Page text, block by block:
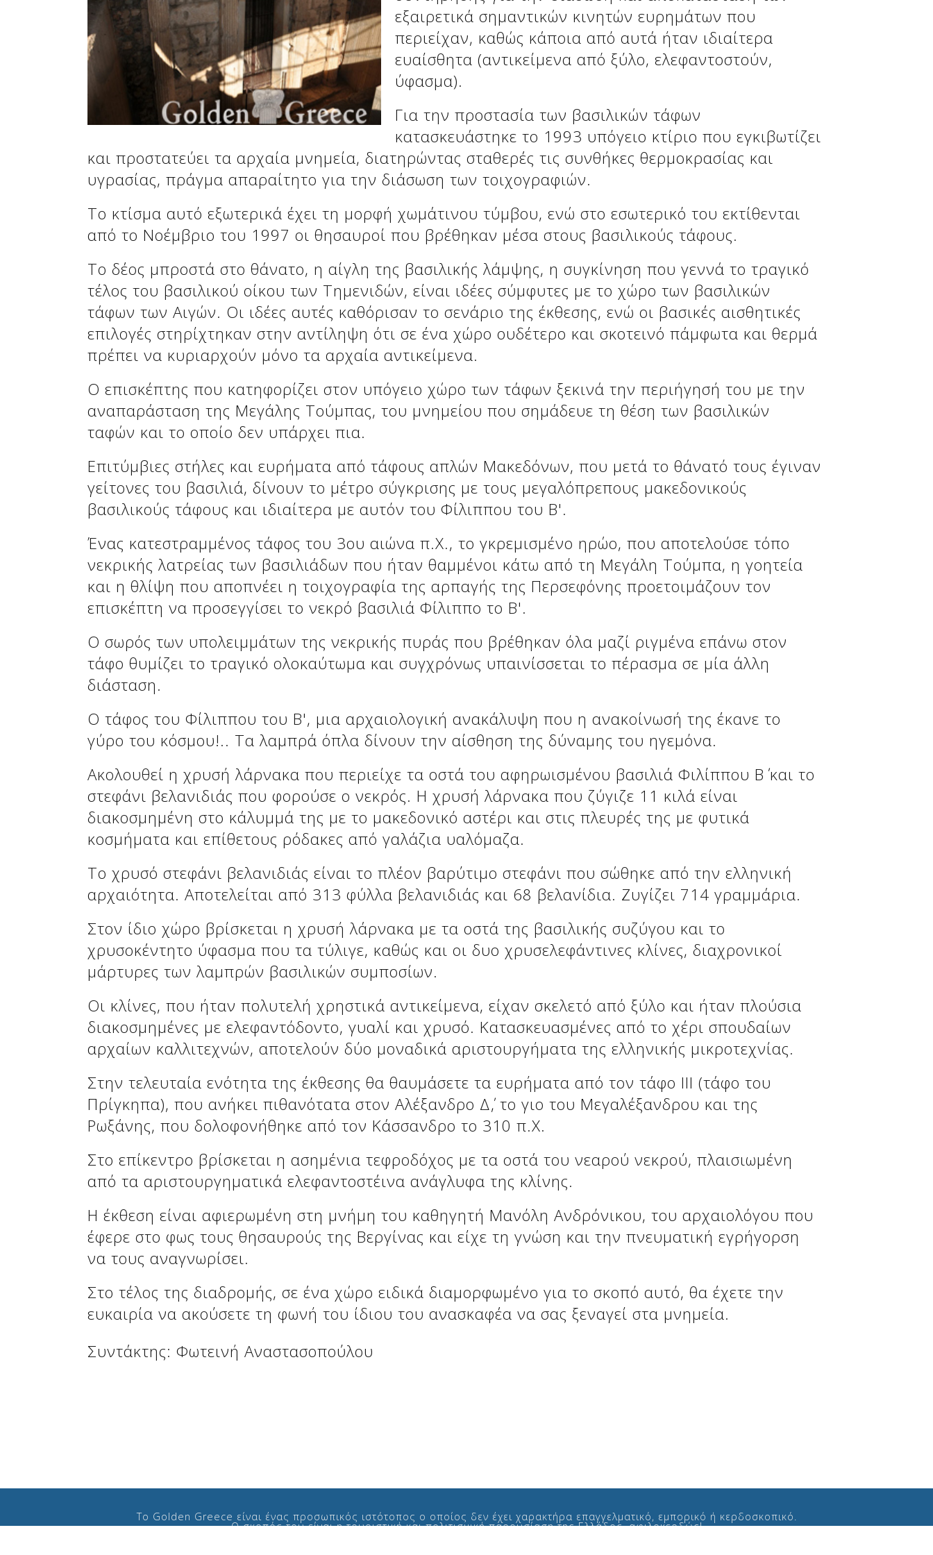
Δείτε μας:
Δείτε μας:
Δείτε μας:
Δείτε μας:
Δείτε μας:
εξαιρετικά σημαντικών κινητών ευρημάτων που
περιείχαν, καθώς κάποια από αυτά ήταν ιδιαίτερα
ευαίσθητα (αντικείμενα από ξύλο, ελεφαντοστούν,
ύφασμα).
Για την προστασία των βασιλικών τάφων
κατασκευάστηκε το 1993 υπόγειο κτίριο που εγκιβωτίζει
και προστατεύει τα αρχαία μνημεία, διατηρώντας σταθερές τις συνθήκες θερμοκρασίας και
υγρασίας, πράγμα απαραίτητο για την διάσωση των τοιχογραφιών.
Το κτίσμα αυτό εξωτερικά έχει τη μορφή χωμάτινου τύμβου, ενώ στο εσωτερικό του εκτίθενται
από το Νοέμβριο του 1997 οι θησαυροί που βρέθηκαν μέσα στους βασιλικούς τάφους.
Το δέος μπροστά στο θάνατο, η αίγλη της βασιλικής λάμψης, η συγκίνηση που γεννά το τραγικό
τέλος του βασιλικού οίκου των Τημενιδών, είναι ιδέες σύμφυτες με το χώρο των βασιλικών
τάφων των Αιγών. Οι ιδέες αυτές καθόρισαν το σενάριο της έκθεσης, ενώ οι βασικές αισθητικές
επιλογές στηρίχτηκαν στην αντίληψη ότι σε ένα χώρο ουδέτερο και σκοτεινό πάμφωτα και θερμά
πρέπει να κυριαρχούν μόνο τα αρχαία αντικείμενα.
Ο επισκέπτης που κατηφορίζει στον υπόγειο χώρο των τάφων ξεκινά την περιήγησή του με την
αναπαράσταση της Μεγάλης Τούμπας, του μνημείου που σημάδευε τη θέση των βασιλικών
ταφών και το οποίο δεν υπάρχει πια.
Επιτύμβιες στήλες και ευρήματα από τάφους απλών Μακεδόνων, που μετά το θάνατό τους έγιναν
γείτονες του βασιλιά, δίνουν το μέτρο σύγκρισης με τους μεγαλόπρεπους μακεδονικούς
βασιλικούς τάφους και ιδιαίτερα με αυτόν του Φίλιππου του Β'.
Ένας κατεστραμμένος τάφος του 3ου αιώνα π.Χ., το γκρεμισμένο ηρώο, που αποτελούσε τόπο
νεκρικής λατρείας των βασιλιάδων που ήταν θαμμένοι κάτω από τη Μεγάλη Τούμπα, η γοητεία
και η θλίψη που αποπνέει η τοιχογραφία της αρπαγής της Περσεφόνης προετοιμάζουν τον
επισκέπτη να προσεγγίσει το νεκρό βασιλιά Φίλιππο το Β'.
Ο σωρός των υπολειμμάτων της νεκρικής πυράς που βρέθηκαν όλα μαζί ριγμένα επάνω στον
τάφο θυμίζει το τραγικό ολοκαύτωμα και συγχρόνως υπαινίσσεται το πέρασμα σε μία άλλη
διάσταση.
Ο τάφος του Φίλιππου του Β', μια αρχαιολογική ανακάλυψη που η ανακοίνωσή της έκανε το
γύρο του κόσμου!.. Τα λαμπρά όπλα δίνουν την αίσθηση της δύναμης του ηγεμόνα.
Ακολουθεί η χρυσή λάρνακα που περιείχε τα οστά του αφηρωισμένου βασιλιά Φιλίππου Β΄ και το
στεφάνι βελανιδιάς που φορούσε ο νεκρός. Η χρυσή λάρνακα που ζύγιζε 11 κιλά είναι
διακοσμημένη στο κάλυμμά της με το μακεδονικό αστέρι και στις πλευρές της με φυτικά
κοσμήματα και επίθετους ρόδακες από γαλάζια υαλόμαζα.
Το χρυσό στεφάνι βελανιδιάς είναι το πλέον βαρύτιμο στεφάνι που σώθηκε από την ελληνική
αρχαιότητα. Αποτελείται από 313 φύλλα βελανιδιάς και 68 βελανίδια. Ζυγίζει 714 γραμμάρια.
Στον ίδιο χώρο βρίσκεται η χρυσή λάρνακα με τα οστά της βασιλικής συζύγου και το
χρυσοκέντητο ύφασμα που τα τύλιγε, καθώς και οι δυο χρυσελεφάντινες κλίνες, διαχρονικοί
μάρτυρες των λαμπρών βασιλικών συμποσίων.
Οι κλίνες, που ήταν πολυτελή χρηστικά αντικείμενα, είχαν σκελετό από ξύλο και ήταν πλούσια
διακοσμημένες με ελεφαντόδοντο, γυαλί και χρυσό. Κατασκευασμένες από το χέρι σπουδαίων
αρχαίων καλλιτεχνών, αποτελούν δύο μοναδικά αριστουργήματα της ελληνικής μικροτεχνίας.
Στην τελευταία ενότητα της έκθεσης θα θαυμάσετε τα ευρήματα από τον τάφο ΙΙΙ (τάφο του
Πρίγκηπα), που ανήκει πιθανότατα στον Αλέξανδρο Δ΄, το γιο του Μεγαλέξανδρου και της
Ρωξάνης, που δολοφονήθηκε από τον Κάσσανδρο το 310 π.Χ.
Στο επίκεντρο βρίσκεται η ασημένια τεφροδόχος με τα οστά του νεαρού νεκρού, πλαισιωμένη
από τα αριστουργηματικά ελεφαντοστέινα ανάγλυφα της κλίνης.
Η έκθεση είναι αφιερωμένη στη μνήμη του καθηγητή Μανόλη Ανδρόνικου, του αρχαιολόγου που
έφερε στο φως τους θησαυρούς της Βεργίνας και είχε τη γνώση και την πνευματική εγρήγορση
να τους αναγνωρίσει.
Στο τέλος της διαδρομής, σε ένα χώρο ειδικά διαμορφωμένο για το σκοπό αυτό, θα έχετε την
ευκαιρία να ακούσετε τη φωνή του ίδιου του ανασκαφέα να σας ξεναγεί στα μνημεία.
Συντάκτης: Φωτεινή Αναστασοπούλου
Το Golden Greece είναι ένας προσωπικός ιστότοπος ο οποίος δεν έχει χαρακτήρα επαγγελματικό, εμπορικό ή κερδοσκοπικό.
Ο σκοπός του είναι η τουριστική και πολιτισμική παρουσίαση της Ελλάδος, αφιλοκερδώς!